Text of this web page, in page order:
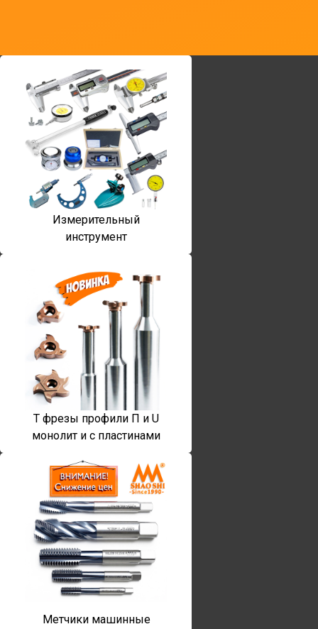
Измерительный
инструмент
T фрезы профили П и U
монолит и с пластинами
Метчики машинные